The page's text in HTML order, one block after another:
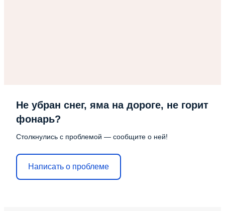
Не убран снег, яма на дороге, не горит
фонарь?
Столкнулись с проблемой — сообщите о ней!
Написать о проблеме